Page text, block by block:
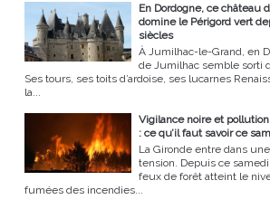
En Dordogne, ce château
domine le Périgord vert
siècles
À Jumilhac-le-Grand, en
de Jumilhac semble sorti
Ses tours, ses toits d’ardoise, ses lucarnes
la...
Vigilance noire et
: ce qu’il faut savoir ce
La Gironde entre dans
tension. Depuis ce
feux de forêt atteint le
fumées des incendies...